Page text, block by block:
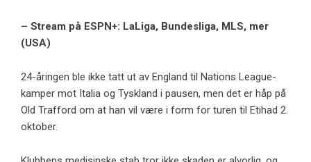
– Stream på ESPN+: LaLiga, Bundesliga, MLS, mer
(USA)
24-åringen ble ikke tatt ut av England til Nations League-
kamper mot Italia og Tyskland i pausen, men det er håp på
Old Trafford om at han vil være i form for turen til Etihad 2.
oktober.